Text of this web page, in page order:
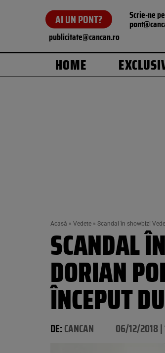
AI UN PONT? Scrie-ne
publicitate@cancan.ro
HOME
Acasă » Vedete » Scandal în showbiz!
SCANDAL
DORIAN
ÎNCEPUT
DE:CANCAN 06/12/2018 |